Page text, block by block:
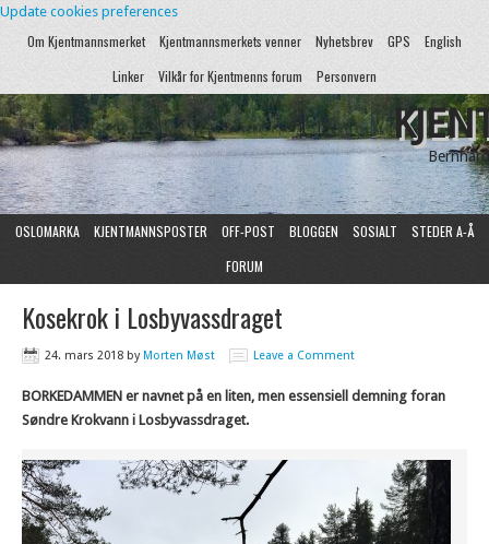
Update cookies preferences
Om Kjentmannsmerket Kjentmannsmerkets venner Nyhetsbrev GPS
English
Linker
Vilkår for Kjentmenns forum Personvern
OSLOMARKA KJENTMANNSPOSTER OFF-POST BLOGGEN SOSIALT
STEDER A-Å
FORUM
Kosekrok i Losbyvassdraget
24. mars 2018 byMorten Møst Leave a Comment
BORKEDAMMEN er navnet på en liten, men essensiell demning foran
Søndre Krokvann i Losbyvassdraget.